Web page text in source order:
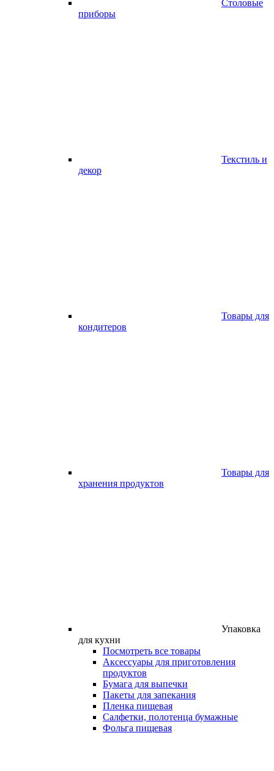
Столовые
приборы
Текстиль и
декор
Товары для
кондитеров
Товары для
хранения продуктов
Упаковка
для кухни
Посмотреть все товары
Аксессуары для приготовления
продуктов
Бумага для выпечки
Пакеты для запекания
Пленка пищевая
Салфетки, полотенца бумажные
Фольга пищевая